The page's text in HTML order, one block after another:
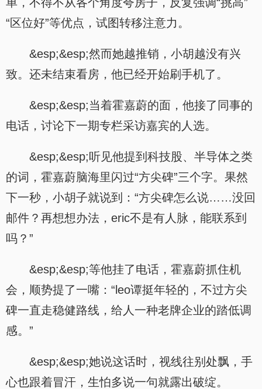
“区位好”等优点，试图转移注意力。
&esp;&esp;然而她越推销，小胡越没有兴
致。还未结束看房，他已经开始刷手机了。
&esp;&esp;当着霍嘉蔚的面，他接了同事的
电话，讨论下一期专栏采访嘉宾的人选。
&esp;&esp;听见他提到科技股、半导体之类
的词，霍嘉蔚脑海里闪过“方尖碑”三个字。果然
下一秒，小胡子就说到：“方尖碑怎么说……没回
邮件？再想想办法，eric不是有人脉，能联系到
吗？”
&esp;&esp;等他挂了电话，霍嘉蔚抓住机
会，顺势提了一嘴：“leo谭挺年轻的，不过方尖
碑一直走稳健路线，给人一种老牌企业的踏低调
感。”
&esp;&esp;她说这话时，视线往别处飘，手
心也跟着冒汗，生怕多说一句就露出破绽。